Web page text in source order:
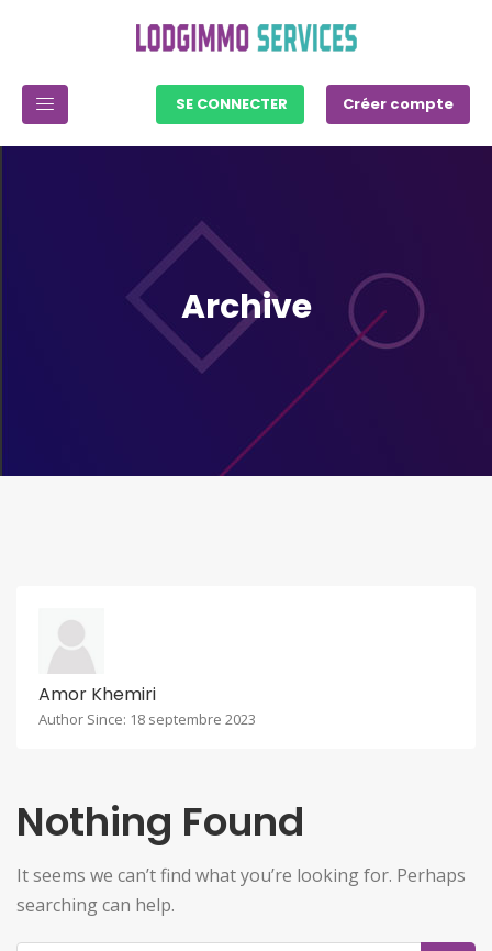
SE CONNECTER Créer compte
Archive
Amor Khemiri
Author Since: 18 septembre 2023
Nothing Found
It seems we can’t find what you’re looking for. Perhaps
searching can help.